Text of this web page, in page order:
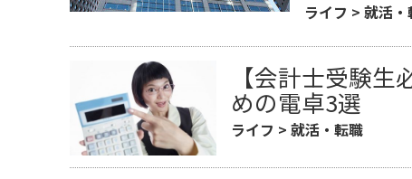
ライフ > 就活・
【会計士受験
めの電卓3選
ライフ >就活・転職